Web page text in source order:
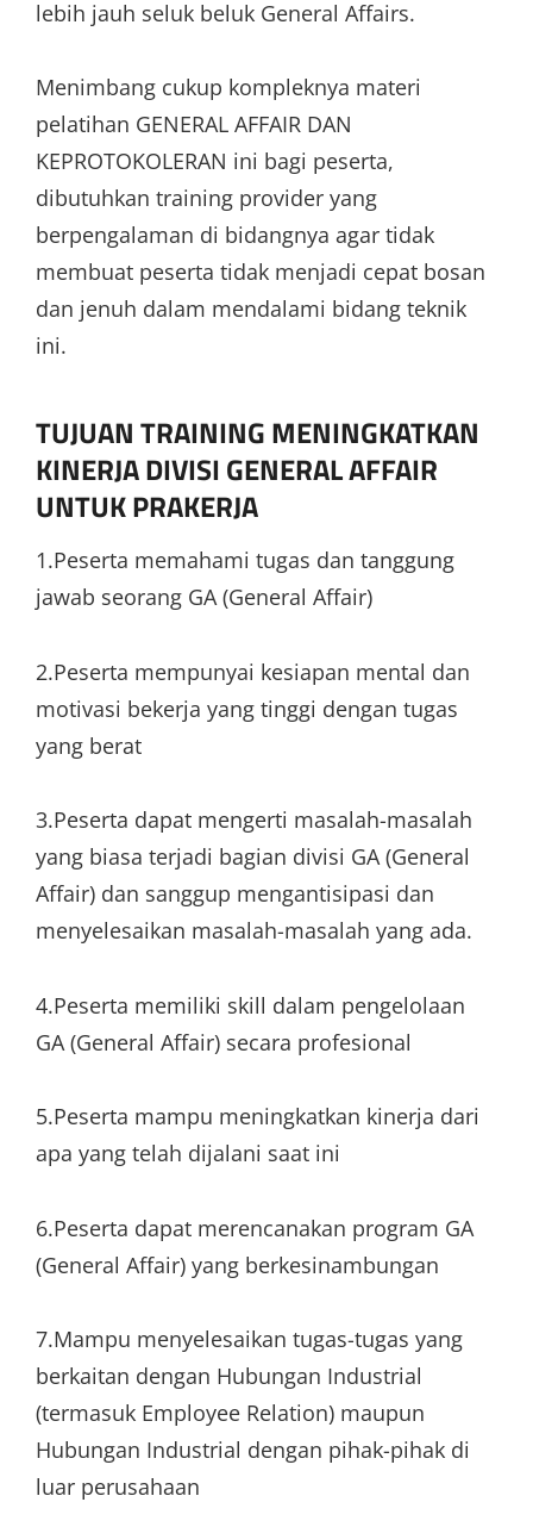
lebih jauh seluk beluk General Affairs.
Menimbang cukup kompleknya materi
pelatihan GENERAL AFFAIR DAN
KEPROTOKOLERAN ini bagi peserta,
dibutuhkan training provider yang
berpengalaman di bidangnya agar tidak
membuat peserta tidak menjadi cepat bosan
dan jenuh dalam mendalami bidang teknik
ini.
TUJUAN TRAINING MENINGKATKAN
KINERJA DIVISI GENERAL AFFAIR
UNTUK PRAKERJA
1.Peserta memahami tugas dan tanggung
jawab seorang GA (General Affair)
2.Peserta mempunyai kesiapan mental dan
motivasi bekerja yang tinggi dengan tugas
yang berat
3.Peserta dapat mengerti masalah-masalah
yang biasa terjadi bagian divisi GA (General
Affair) dan sanggup mengantisipasi dan
menyelesaikan masalah-masalah yang ada.
4.Peserta memiliki skill dalam pengelolaan
GA (General Affair) secara profesional
5.Peserta mampu meningkatkan kinerja dari
apa yang telah dijalani saat ini
6.Peserta dapat merencanakan program GA
(General Affair) yang berkesinambungan
7.Mampu menyelesaikan tugas-tugas yang
berkaitan dengan Hubungan Industrial
(termasuk Employee Relation) maupun
Hubungan Industrial dengan pihak-pihak di
luar perusahaan